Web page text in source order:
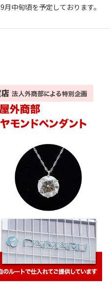
中旬頃を予定しております。